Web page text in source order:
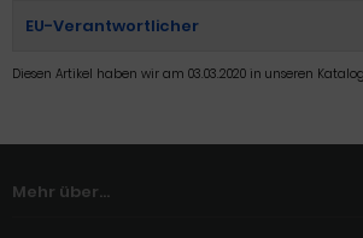
EU-Verantwortlicher
Diesen Artikel haben wir am 03.03.2020 in unseren
Mehr über...